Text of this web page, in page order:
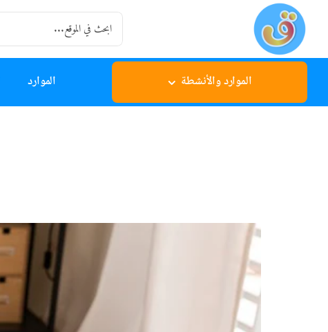
content
Search
for:
الموارد والأنشطة الموارد